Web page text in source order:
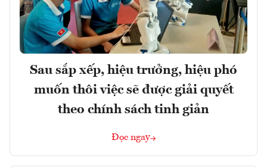
Sau sắp xếp, hiệu trưởng, hiệu phó
muốn thôi việc sẽ được giải quyết
theo chính sách tinh giản
Đọc ngay